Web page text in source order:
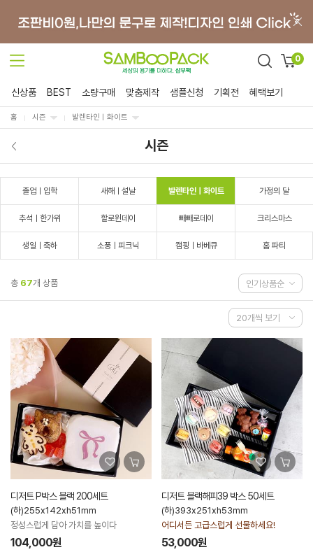
0
신상품 BEST 소량구매 맞춤제작 샘플신청 기획전 혜택보기
홈 시즌 발렌타인ㅣ화이트
시즌
졸업ㅣ입학 새해ㅣ설날 발렌타인ㅣ화이트 가정의 달
추석ㅣ한가위 할로윈데이 빼빼로데이 크리스마스
생일ㅣ축하 소풍ㅣ피크닉 캠핑ㅣ바베큐 홈 파티
총 67개 상품
디저트 P박스 블랙 200세트
(하)255x142xh51mm
정성스럽게 담아 가치를 높이다
104,000원
디저트 블랙해피39 박스 50세트
(하)393x251xh53mm
어디서든 고급스럽게 선물하세요!
53,000원